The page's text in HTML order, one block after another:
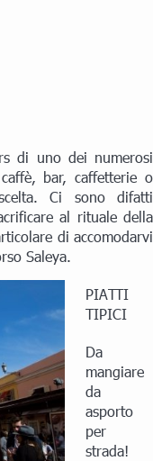
di uno dei numerosi
bar, caffetterie o
Ci sono difatti
al rituale della
di accomodarvi
Saleya.
PIATTI
TIPICI
Da
mangiare
da
asporto
per
strada!